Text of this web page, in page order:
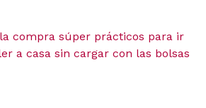
compra súper prácticos para ir
a casa sin cargar con las bolsas